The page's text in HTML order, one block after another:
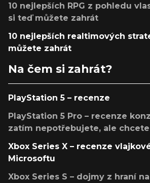
10 nejlepších RPG z pohledu
si teď můžete zahrát
10 nejlepších realtimových
můžete zahrát
Na čem si zahrát?
PlayStation 5 – recenze
PlayStation 5 Pro – recenze
zatím nepotřebujete, ale chcete
Xbox Series X – recenze
Microsoftu
Xbox Series S – dojmy z hraní